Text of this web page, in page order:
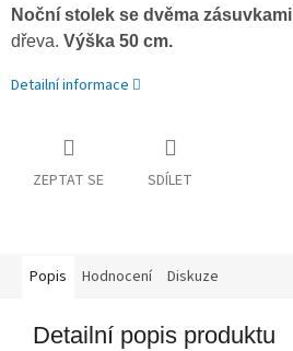
Noční stolek se dvěma zásuvkami
dřeva. Výška 50 cm.
Detailní informace
ZEPTAT SE SDÍLET
Popis Hodnocení Diskuze
Detailní popis produktu